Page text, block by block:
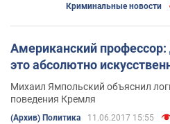
Криминальные новости
Американский профессор:
это абсолютно
Михаил Ямпольский объяснил
поведения Кремля
(Архив) Политика 11.06.2017 15:55